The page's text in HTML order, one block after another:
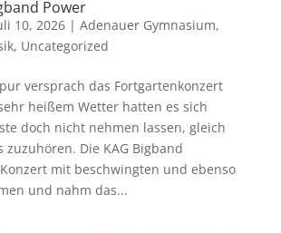
Power
10, 2026| Adenauer Gymnasium,
, Uncategorized
versprach das Fortgartenkonzert
heißem Wetter hatten es sich
doch nicht nehmen lassen, gleich
zuzuhören. Die KAG Bigband
mit beschwingten und ebenso
und nahm das...